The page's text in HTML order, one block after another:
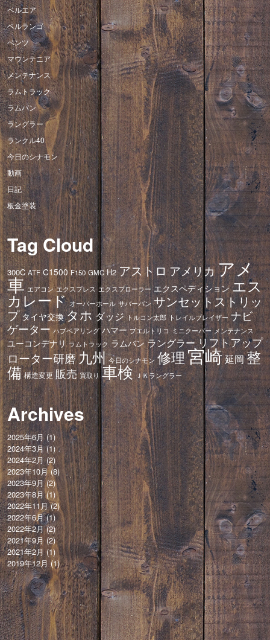
ベルエア
ベルランゴ
ベンツ
マウンテニア
メンテナンス
ラムトラック
ラムバン
ラングラー
ランクル40
今日のシナモン
動画
日記
板金塗装
Tag Cloud
300C ATF C1500 F150 GMC H2 アストロアメリカアメ
車 エアコン エクスプレス エクスプローラー エクスペディション エス
カレード オーバーホール サバーバン サンセットストリッ
プタイヤ交換タホ ダッジ トルコン太郎 トレイルブレイザー ナビ
ゲーター ハブベアリング ハマー プエルトリコ ミニクーパー メンテナンス
ユーコンデナリ ラムトラック ラムバン ラングラー リフトアップ
ローター研磨九州 今日のシナモン 修理宮崎延岡整
備 構造変更 販売 買取り 車検 ＪＫラングラー
Archives
2025年6月(1)
2024年3月(1)
2024年2月(2)
2023年10月(8)
2023年9月(2)
2023年8月(1)
2022年11月(2)
2022年6月(1)
2022年2月(2)
2021年9月 (2)
2021年2月(1)
2019年12月(1)